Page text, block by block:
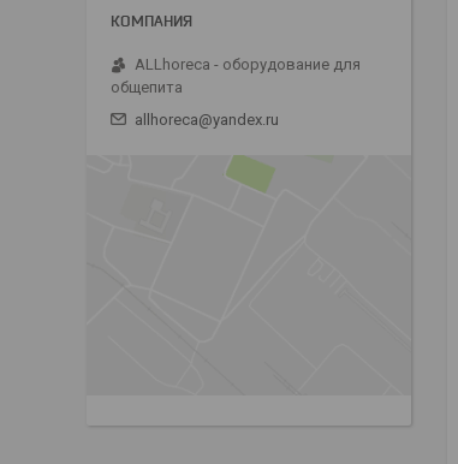
ALLhoreca - оборудование для
общепита
allhoreca@yandex.ru